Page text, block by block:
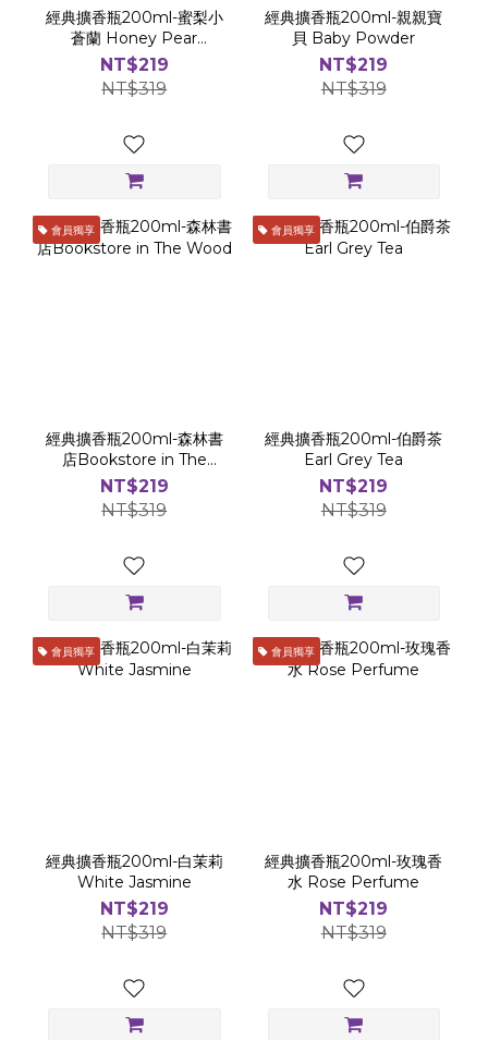
經典擴香瓶200ml-蜜梨小
蒼蘭 Honey Pear
Freesia
NT$219
NT$319
經典擴香瓶200ml-親親寶
貝 Baby Powder
NT$219
NT$319
會員獨享
經典擴香瓶200ml-森林書
店Bookstore in The
Wood
NT$219
NT$319
會員獨享
經典擴香瓶200ml-伯爵茶
Earl Grey Tea
NT$219
NT$319
會員獨享
經典擴香瓶200ml-白茉莉
White Jasmine
NT$219
NT$319
會員獨享
經典擴香瓶200ml-玫瑰香
水 Rose Perfume
NT$219
NT$319